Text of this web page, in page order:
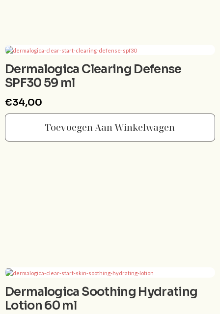
Dermalogica Clearing Defense
SPF30 59 ml
€34,00
Toevoegen Aan Winkelwagen
Dermalogica Soothing Hydrating
Lotion 60 ml